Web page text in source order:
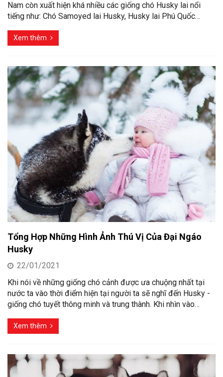
Nam còn xuất hiện khá nhiều các giống chó Husky lai nổi
tiếng như: Chó Samoyed lai Husky, Husky lai Phú Quốc…
Xem thêm
Tổng Hợp Những Hình Ảnh Thú Vị Của Đại Ngáo
Husky
22/01/2021
Khi nói về những giống chó cảnh được ưa chuộng nhất tại
nước ta vào thời điểm hiện tại người ta sẽ nghĩ đến Husky -
giống chó tuyết thông minh và trung thành. Khi nhìn vào…
Xem thêm